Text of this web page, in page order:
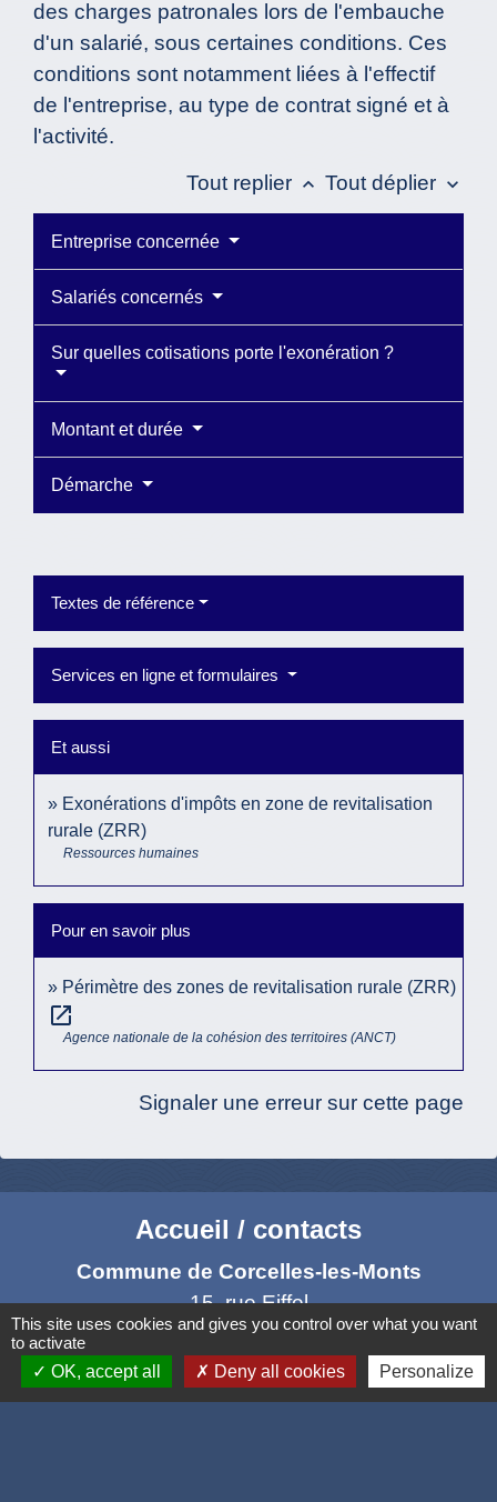
des charges patronales lors de l'embauche
d'un salarié, sous certaines conditions. Ces
conditions sont notamment liées à l'effectif
de l'entreprise, au type de contrat signé et à
l'activité.
Tout replier keyboard_arrow_up Tout déplier keyboard_arrow_down
Entreprise concernée
Salariés concernés
Sur quelles cotisations porte l'exonération ?
Montant et durée
Démarche
Textes de référence
Services en ligne et formulaires
Et aussi
Exonérations d'impôts en zone de revitalisation
rurale (ZRR)
Ressources humaines
Pour en savoir plus
Périmètre des zones de revitalisation rurale (ZRR)
open_in_new
Agence nationale de la cohésion des territoires (ANCT)
Signaler une erreur sur cette page
Accueil / contacts
Commune de Corcelles-les-Monts
15, rue Eiffel
21160 Corcelles-les-Monts - FRANCE
+33 3 80 42 93 40
Contact par formulaire
This site uses cookies and gives you control over what you want
to activate
OK, accept all
Deny all cookies Personalize